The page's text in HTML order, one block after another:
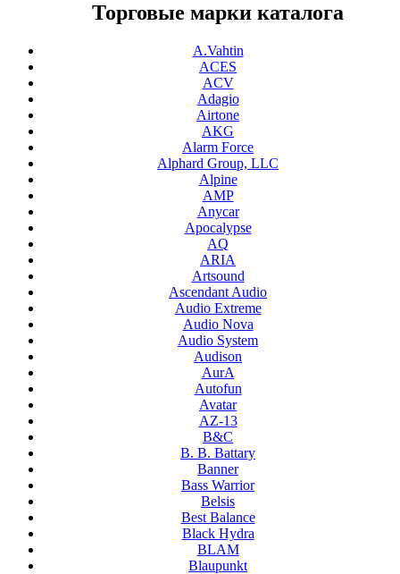
Торговые марки каталога
A.Vahtin
ACES
ACV
Adagio
Airtone
AKG
Alarm Force
Alphard Group, LLC
Alpine
AMP
Anycar
Apocalypse
AQ
ARIA
Artsound
Ascendant Audio
Audio Extreme
Audio Nova
Audio System
Audison
AurA
Autofun
Avatar
AZ-13
B&C
B. B. Battary
Banner
Bass Warrior
Belsis
Best Balance
Black Hydra
BLAM
Blaupunkt